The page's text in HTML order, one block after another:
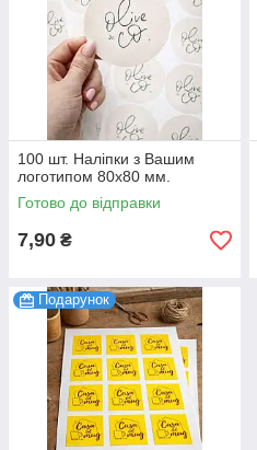
100 шт. Наліпки з Вашим
логотипом 80х80 мм.
Готово до відправки
7,90 ₴
Подарунок